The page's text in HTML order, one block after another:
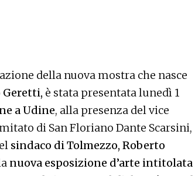
della nuova mostra che nasce
Geretti, è stata presentata lunedì 1
a Udine, alla presenza del vice
di San Floriano Dante Scarsini,
sindaco di Tolmezzo, Roberto
nuova esposizione d’arte intitolata